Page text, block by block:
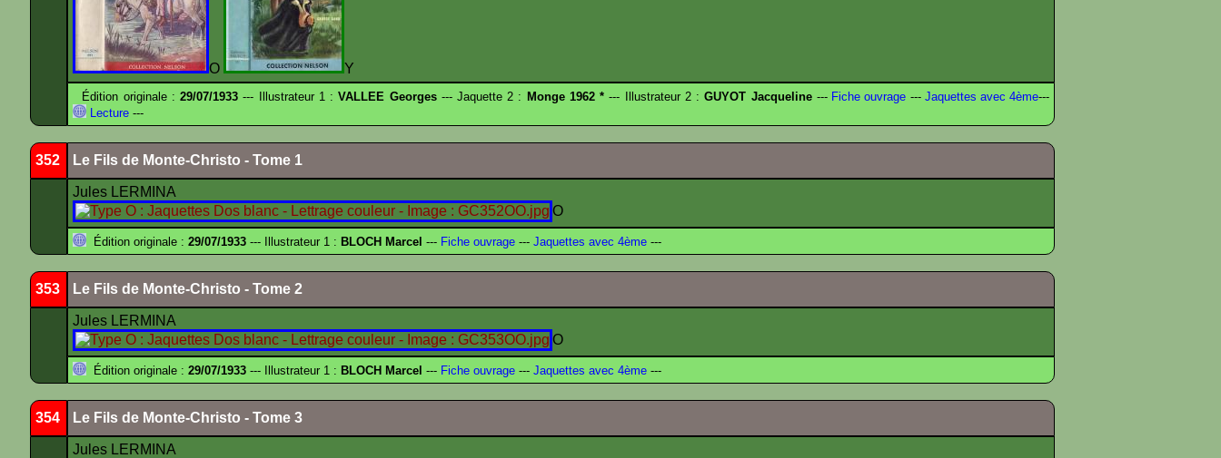
O Y
Édition originale :29/07/1933 --- Illustrateur 1 :VALLEE Georges--- Jaquette 2 : Monge 1962 * --- Illustrateur 2 :GUYOT Jacqueline---Fiche ouvrage--- Jaquettes avec 4ème---
Lecture ---
352 Le Fils de Monte-Christo - Tome 1
Jules LERMINA
O
Édition originale : 29/07/1933 --- Illustrateur 1 : BLOCH Marcel --- Fiche ouvrage --- Jaquettes avec 4ème ---
353 Le Fils de Monte-Christo - Tome 2
Jules LERMINA
O
Édition originale : 29/07/1933 --- Illustrateur 1 : BLOCH Marcel --- Fiche ouvrage --- Jaquettes avec 4ème ---
354 Le Fils de Monte-Christo - Tome 3
Jules LERMINA